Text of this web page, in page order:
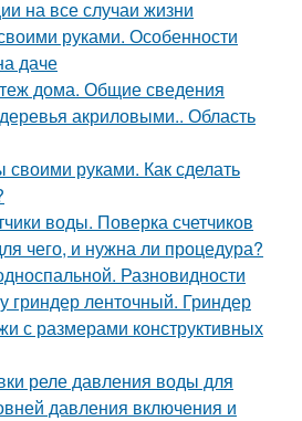
на все случаи жизни
руками. Особенности
даче
дома. Общие сведения
акриловыми.. Область
руками. Как сделать
воды. Поверка счетчиков
чего, и нужна ли процедура?
Разновидности
гриндер ленточный. Гриндер
с размерами конструктивных
реле давления воды для
давления включения и